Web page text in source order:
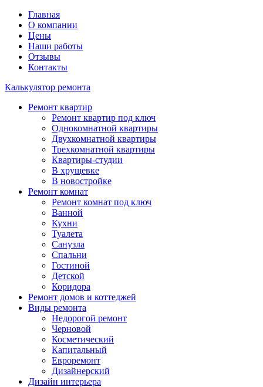
Главная
О компании
Цены
Наши работы
Отзывы
Контакты
Калькулятор ремонта
Ремонт квартир
Ремонт квартир под ключ
Однокомнатной квартиры
Двухкомнатной квартиры
Трехкомнатной квартиры
Квартиры-студии
В хрущевке
В новостройке
Ремонт комнат
Ремонт комнат под ключ
Ванной
Кухни
Туалета
Санузла
Спальни
Гостиной
Детской
Коридора
Ремонт домов и коттеджей
Виды ремонта
Недорогой ремонт
Черновой
Косметический
Капитальный
Евроремонт
Дизайнерский
Дизайн интерьера